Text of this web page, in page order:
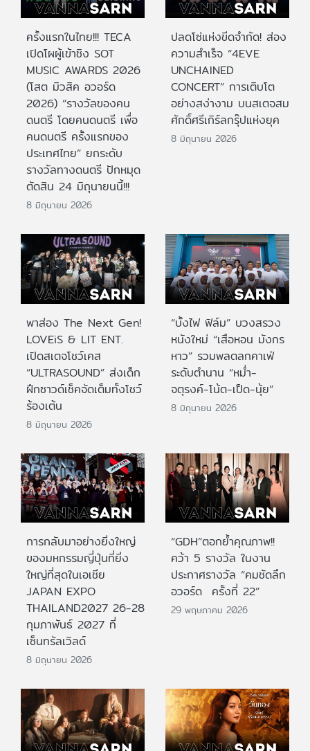
ครั้งแรกในไทย!!! TECA
เปิดโผผู้เข้าชิง SOT
MUSIC AWARDS 2026
(โสต มิวสิค อวอร์ด
2026) “รางวัลของคน
ดนตรี โดยคนดนตรี เพื่อ
คนดนตรี ครั้งแรกของ
ประเทศไทย” ยกระดับ
รางวัลทางดนตรี ปักหมุด
ตัดสิน 24 มิถุนายนนี้!!!
8 มิถุนายน 2026
ปลดโซ่แห่งขีดจำกัด! ส่อง
ความสำเร็จ “4EVE
UNCHAINED
CONCERT” การเติบโต
อย่างสง่างาม บนสเตจสม
ศักดิ์ศรีเกิร์ลกรุ๊ปแห่งยุค
8 มิถุนายน 2026
พาส่อง The Next Gen!
LOVEiS & LIT ENT.
เปิดสเตจโชว์เคส
“ULTRASOUND” ส่งเด็ก
ฝึกซาวด์เช็คจัดเต็มทั้งโชว์
ร้องเต้น
8 มิถุนายน 2026
“บั้งไฟ ฟิล์ม” บวงสรวง
หนังใหม่ “เสือหอน มังกร
หาว” รวมพลตลกคาเฟ่
ระดับตำนาน “หม่ำ-
จตุรงค์-โน้ต-เป็ด-นุ้ย”
8 มิถุนายน 2026
การกลับมาอย่างยิ่งใหญ่
ของมหกรรมญี่ปุ่นที่ยิ่ง
ใหญ่ที่สุดในเอเชีย
JAPAN EXPO
THAILAND2027 26-28
กุมภาพันธ์ 2027 ที่
เซ็นทรัลเวิลด์
8 มิถุนายน 2026
“GDH”ตอกย้ำคุณภาพ!!
คว้า 5 รางวัล ในงาน
ประกาศรางวัล “คมชัดลึก
อวอร์ด ครั้งที่ 22”
29 พฤษภาคม 2026